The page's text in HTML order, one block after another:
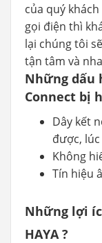
của quý
gọi điện thì
lại chúng tôi
tận tâm và
Những dấu
Connect bị
Dây kết
được,
Không
Tín hiệu
Những lợi
HAYA ?